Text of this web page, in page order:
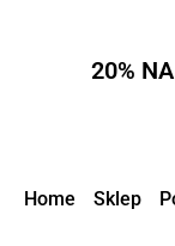
20%
Home Sklep